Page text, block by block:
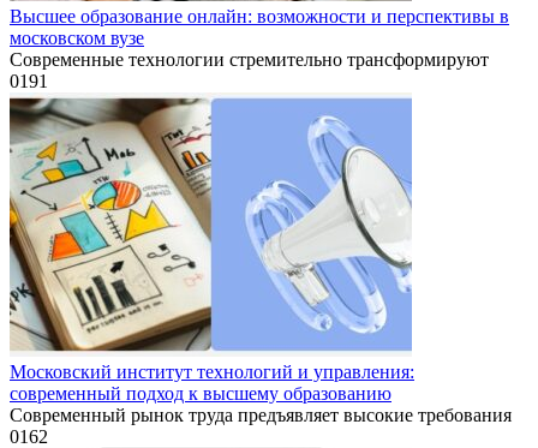
Высшее образование онлайн: возможности и перспективы в
московском вузе
Современные технологии стремительно трансформируют
0191
Московский институт технологий и управления:
современный подход к высшему образованию
Современный рынок труда предъявляет высокие требования
0162